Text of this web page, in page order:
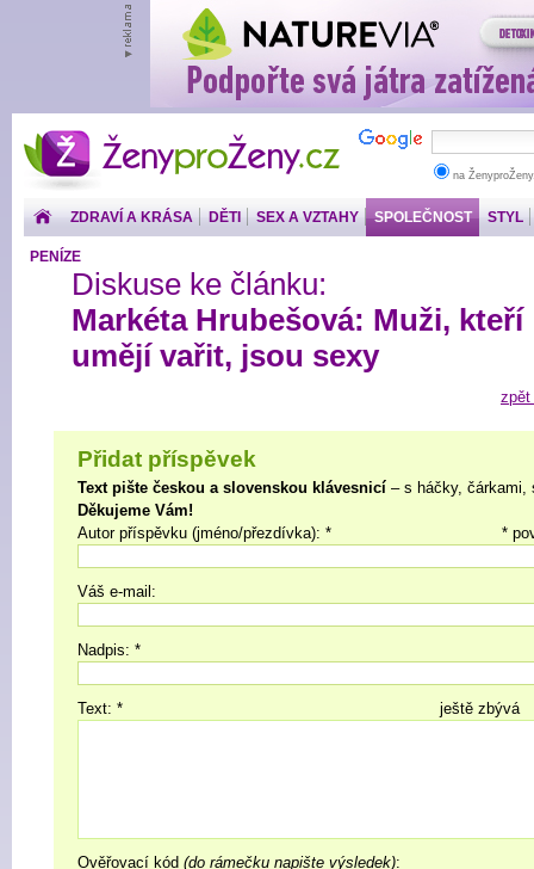
ŽenyproŽeny.cz
na
ZDRAVÍ A KRÁSA DĚTI SEX A VZTAHY SPOLEČNOST STYL
PENÍZE
Diskuse ke článku:
Markéta Hrubešová: Muži, kteří
umějí vařit, jsou sexy
zpět
Přidat příspěvek
Text pište českou a slovenskou klávesnicí – s háčky, čárkami,
Děkujeme Vám!
*
Autor příspěvku (jméno/přezdívka): *
Váš e-mail:
Nadpis: *
ještě zbývá
Text: *
Ověřovací kód (do rámečku napište výsledek):